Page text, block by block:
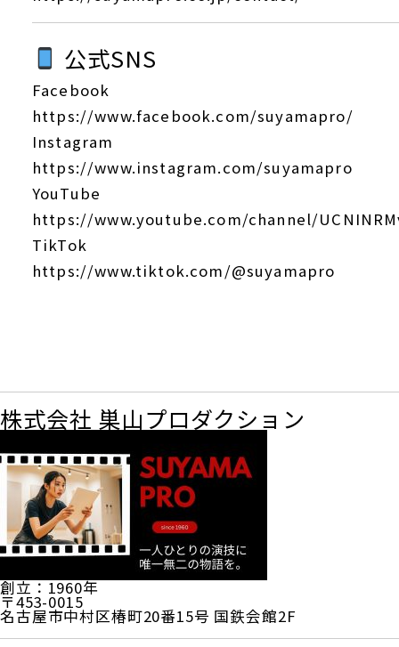
公式SNS
Facebook
https://www.facebook.com/suyamapro/
Instagram
https://www.instagram.com/suyamapro
YouTube
https://www.youtube.com/channel/
TikTok
https://www.tiktok.com/@suyamapro
株式会社 巣山プロダクション
創立：1960年
〒453-0015
名古屋市中村区椿町20番15号 国鉄会館2F